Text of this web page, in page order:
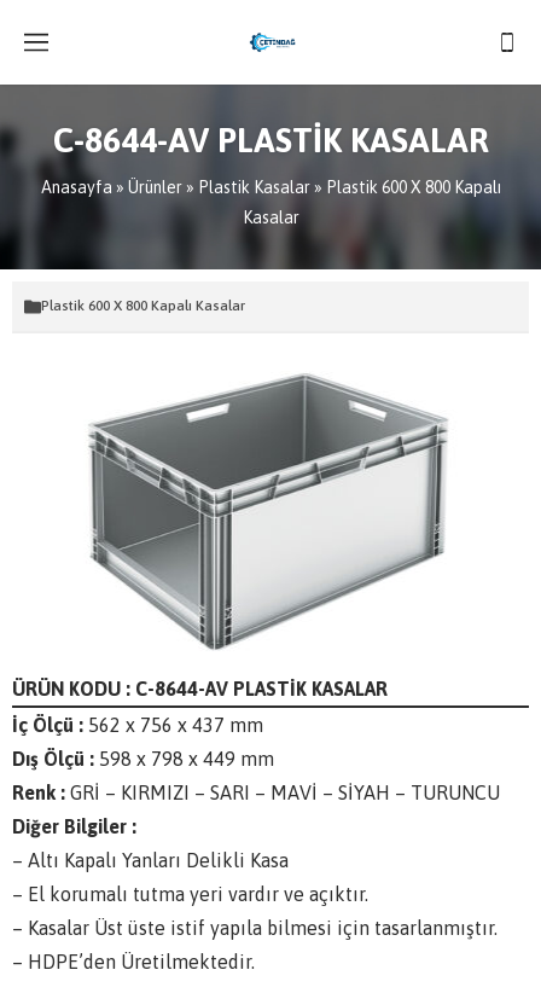
C-8644-AV PLASTİK KASALAR
Anasayfa » Ürünler» Plastik Kasalar» Plastik 600 X 800 Kapalı
Kasalar
Plastik 600 X 800 Kapalı Kasalar
ÜRÜN KODU : C-8644-AV PLASTİK KASALAR
İç Ölçü : 562 x 756 x 437 mm
Dış Ölçü : 598 x 798 x 449 mm
Renk : GRİ – KIRMIZI – SARI – MAVİ – SİYAH – TURUNCU
Diğer Bilgiler :
– Altı Kapalı Yanları Delikli Kasa
– El korumalı tutma yeri vardır ve açıktır.
– Kasalar Üst üste istif yapıla bilmesi için tasarlanmıştır.
– HDPE’den Üretilmektedir.